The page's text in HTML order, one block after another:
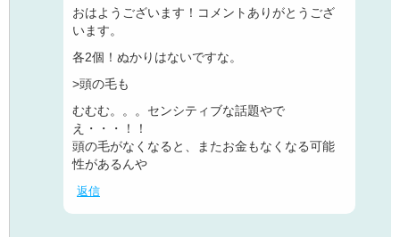
おはようございます！コメントありがとうござ
います。
各2個！ぬかりはないですな。
>頭の毛も
むむむ。。。センシティブな話題やで
え・・・！！
頭の毛がなくなると、またお金もなくなる可能
性があるんや
返信